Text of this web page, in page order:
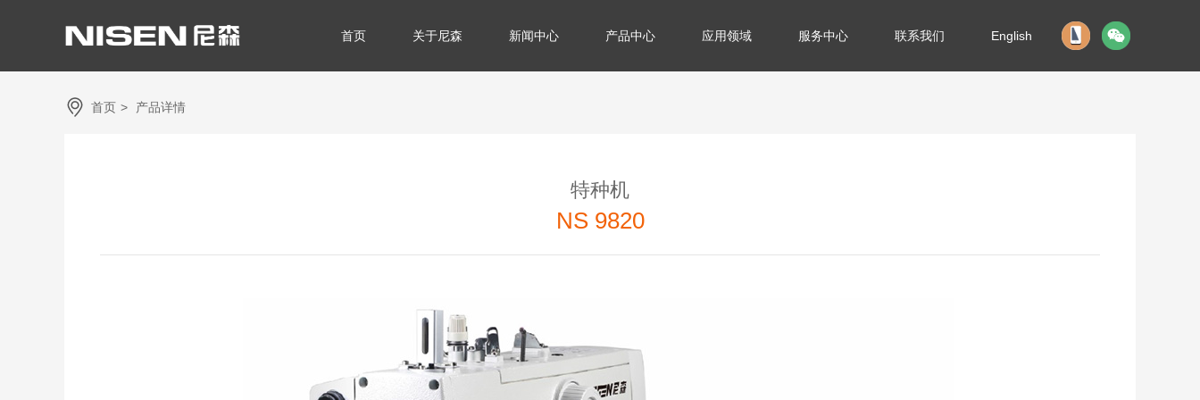
首页 关于尼森 新闻中心 产品中心 应用领域 服务中心 联系我们 English
首页 > 产品详情
特种机
NS 9820